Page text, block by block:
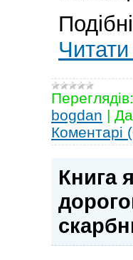
Переглядів:
bogdan |
Коментарі
Книга